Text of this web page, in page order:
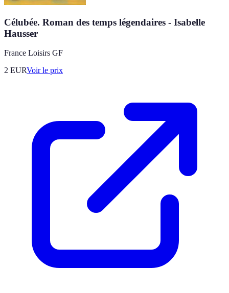
Célubée. Roman des temps légendaires - Isabelle
Hausser
France Loisirs GF
2 EURVoir le prix